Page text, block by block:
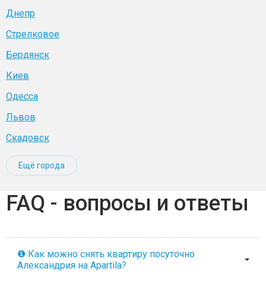
Днепр
Стрелковое
Бердянск
Киев
Одесса
Львов
Скадовск
Ещё города
FAQ - вопросы и ответы
❶ Как можно снять квартиру посуточно
Александрия на Apartila?